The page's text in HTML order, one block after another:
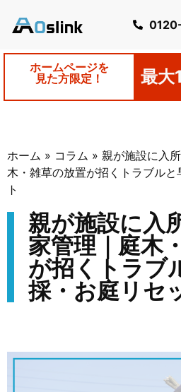
ホームページを
見た方限定！
最大
ホーム » コラム » 親が施設に入
木・雑草の放置が招くトラブル
ト
親が施設に入
家管理｜庭木
が招くトラブ
採・お庭リセ